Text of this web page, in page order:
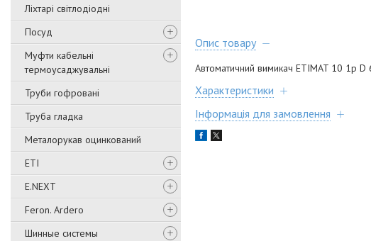
Ліхтарі світлодіодні
Посуд
Муфти кабельні
термоусаджувальні
Труби гофровані
Труба гладка
Металорукав оцинкований
ETI
E.NEXT
Feron. Ardero
Шинные системы
Опис товару
Автоматичний вимикач ETIMAT 10 1p D
Характеристики
Інформація для замовлення